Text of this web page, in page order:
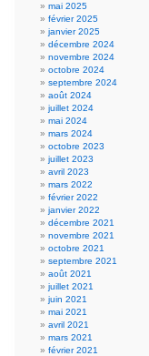
mai 2025
février 2025
janvier 2025
décembre 2024
novembre 2024
octobre 2024
septembre 2024
août 2024
juillet 2024
mai 2024
mars 2024
octobre 2023
juillet 2023
avril 2023
mars 2022
février 2022
janvier 2022
décembre 2021
novembre 2021
octobre 2021
septembre 2021
août 2021
juillet 2021
juin 2021
mai 2021
avril 2021
mars 2021
février 2021